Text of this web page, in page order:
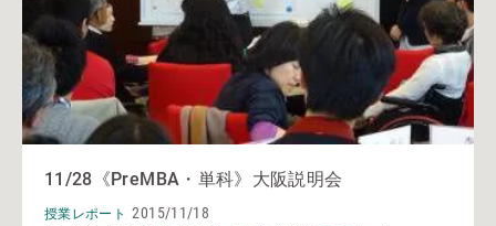
11/28《PreMBA・単科》大阪説明会
授業レポート 2015/11/18